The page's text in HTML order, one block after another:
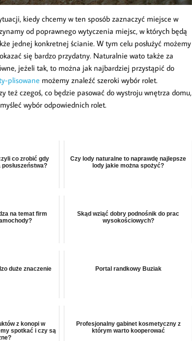
kiedy chcemy w ten sposób zaznaczyć miejsce w
od poprawnego wytyczenia miejsc, w których będą
jednej konkretnej ścianie. W tym celu posłużyć możemy
się bardzo przydatny. Naturalnie wato także za
jeżeli tak, to można jak najbardziej przystąpić do
plisowane możemy znaleźć szeroki wybór rolet.
też czegoś, co będzie pasować do wystroju wnętrza domu,
wybór odpowiednich rolet.
co zrobić gdy
Czy lody naturalne to naprawdę najlepsze
lody jakie można spożyć?
na temat firm
Skąd wziąć dobry podnośnik do prac
wysokościowych?
duże znaczenie Portal randkowy Buziak
z konopi w
spotkać i czy są
Profesjonalny gabinet kosmetyczny z
którym warto kooperować